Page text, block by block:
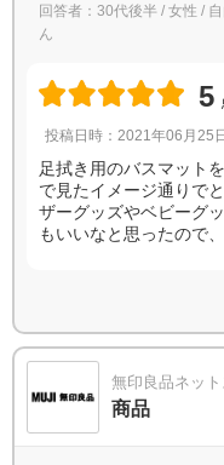
回答者：30代後半 / 女性 /
ん
5
投稿日時：2021年06月25
足拭き用のバスマット
で見たイメージ通りで
ザーグッズやベビーグ
もいいなと思ったので
無印良品ネッ
商品